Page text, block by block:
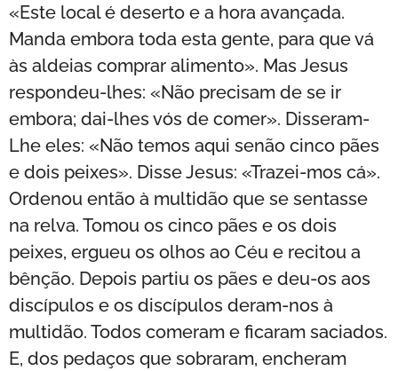
«Este local é deserto e a hora avançada.
Manda embora toda esta gente, para que vá
às aldeias comprar alimento». Mas Jesus
respondeu-lhes: «Não precisam de se ir
embora; dai-lhes vós de comer». Disseram-
Lhe eles: «Não temos aqui senão cinco pães
e dois peixes». Disse Jesus: «Trazei-mos cá».
Ordenou então à multidão que se sentasse
na relva. Tomou os cinco pães e os dois
peixes, ergueu os olhos ao Céu e recitou a
bênção. Depois partiu os pães e deu-os aos
discípulos e os discípulos deram-nos à
multidão. Todos comeram e ficaram saciados.
E, dos pedaços que sobraram, encheram